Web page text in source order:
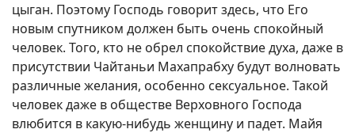
цыган. Поэтому Господь говорит здесь, что Его
новым спутником должен быть очень спокойный
человек. Того, кто не обрел спокойствие духа, даже в
присутствии Чайтаньи Махапрабху будут волновать
различные желания, особенно сексуальное. Такой
человек даже в обществе Верховного Господа
влюбится в какую-нибудь женщину и падет. Майя